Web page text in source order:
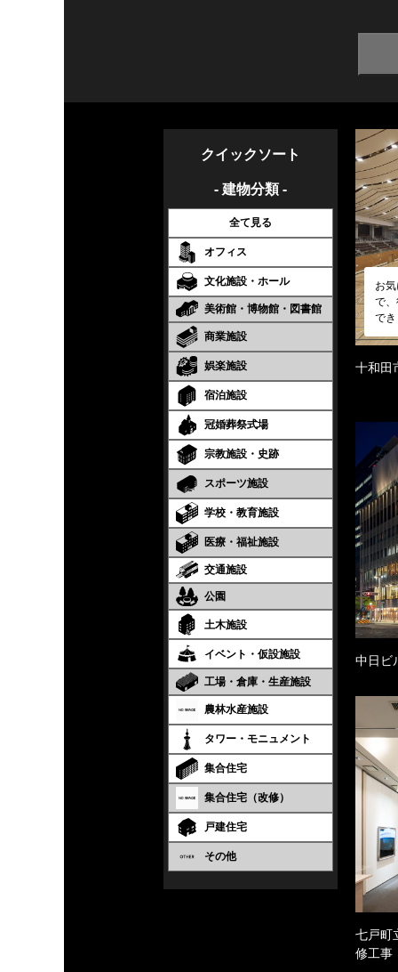
クイックソート
- 建物分類 -
全て見る
オフィス
文化施設・ホール
美術館・博物館・図書館
商業施設
娯楽施設
宿泊施設
冠婚葬祭式場
宗教施設・史跡
スポーツ施設
学校・教育施設
医療・福祉施設
交通施設
公園
土木施設
イベント・仮設施設
工場・倉庫・生産施設
農林水産施設
タワー・モニュメント
集合住宅
集合住宅（改修）
戸建住宅
その他
お
で
で
十和田
中日ビ
七戸町
修工事